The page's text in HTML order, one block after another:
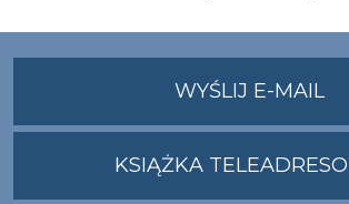
WYŚLIJ E-MAILNA
KSIĄŻKA